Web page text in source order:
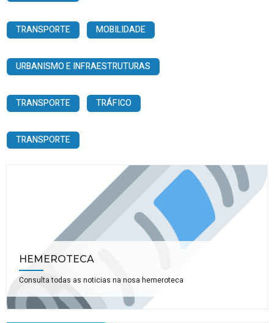
TRANSPORTE MOBILIDADE
URBANISMO E INFRAESTRUTURAS
TRANSPORTE TRÁFICO
TRANSPORTE
HEMEROTECA
Consulta todas as noticias na nosa hemeroteca